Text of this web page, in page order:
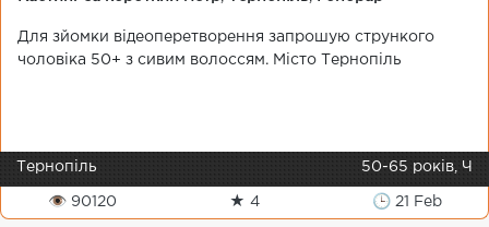
Для зйомки відеоперетворення запрошую стрункого
чоловіка 50+ з сивим волоссям. Місто Тернопіль
Тернопіль 50-65 років, Ч
👁 90120 ★ 4 🕒 21 Feb